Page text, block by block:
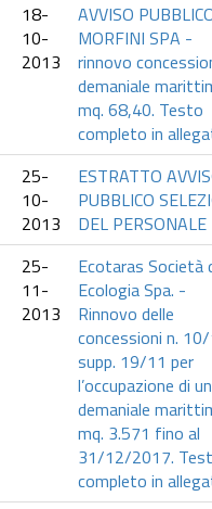
18-
10-
2013
AVVISO
MORFINI SPA -
rinnovo
demaniale
mq. 68,40. Testo
completo in
25-
10-
2013
ESTRATTO
PUBBLICO
DEL PERSONALE
25-
11-
2013
Ecotaras Società
Ecologia Spa. -
Rinnovo delle
concessioni n.
supp. 19/11 per
l’occupazione di
demaniale
mq. 3.571 fino al
31/12/2017.
completo in